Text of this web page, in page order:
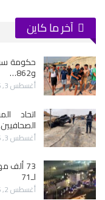
آخر ما كاين
و862…
أغسطس 3, 2026
اتحاد
أغسطس 3, 2026
73 ألف
لـ71
أغسطس 2, 2026